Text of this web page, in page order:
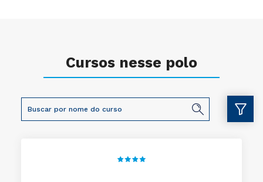
Cursos nesse polo